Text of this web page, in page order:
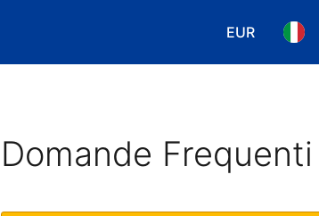
EUR
Scegli la
Domande Frequenti